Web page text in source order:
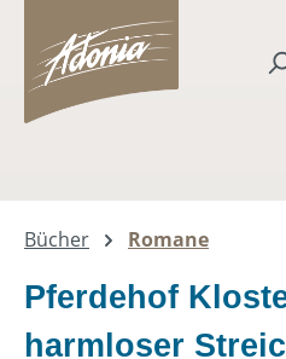
springen
Bücher Romane
Pferdehof
harmloser